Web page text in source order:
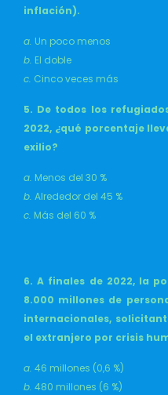
inflación).
a. Un poco menos
b. El doble
c. Cinco veces más
5. De todos los
2022, ¿qué porcentaje
exilio?
a. Menos del 30 %
b. Alrededor del 45 %
c. Más del 60 %
6. A finales de 2022, la
8.000 millones de
internacionales,
el extranjero por crisis
a. 46 millones (0,6 %)
b. 480 millones (6 %)